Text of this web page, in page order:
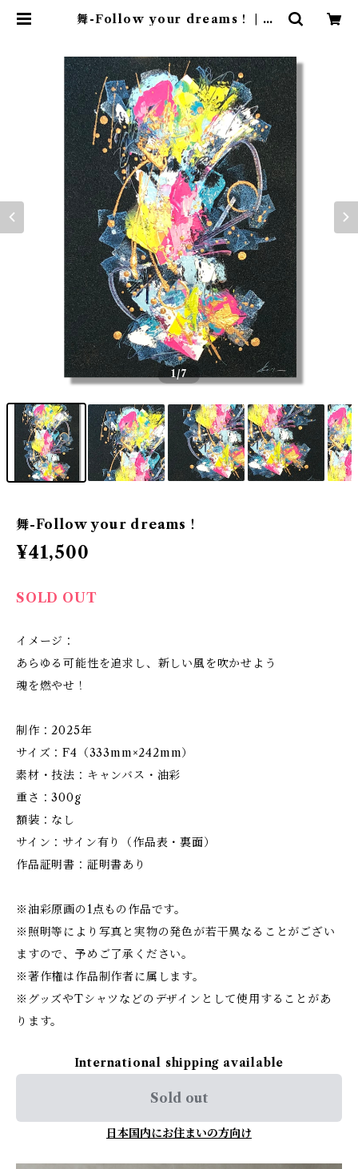
舞-Follow your dreams！ | Ke
1/7
舞-Follow your dreams！
¥41,500
SOLD OUT
イメージ：
あらゆる可能性を追求し、新しい風を吹かせよう
魂を燃やせ！
制作：2025年
サイズ：F4（333mm×242mm）
素材・技法：キャンバス・油彩
重さ：300g
額装：なし
サイン：サイン有り（作品表・裏面）
作品証明書：証明書あり
※油彩原画の1点もの作品です。
※照明等により写真と実物の発色が若干異なることがござい
ますので、予めご了承ください。
※著作権は作品制作者に属します。
※グッズやTシャツなどのデザインとして使用することがあ
ります。
International shipping available
Sold out
日本国内にお住まいの方向け